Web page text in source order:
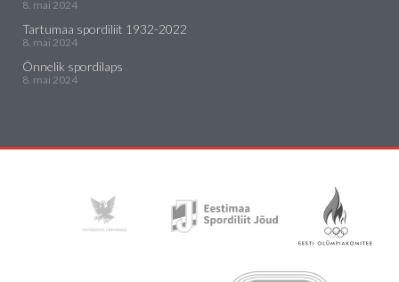
8. mai 2024
Tartumaa spordiliit 1932-2022
8. mai 2024
Õnnelik spordilaps
8. mai 2024